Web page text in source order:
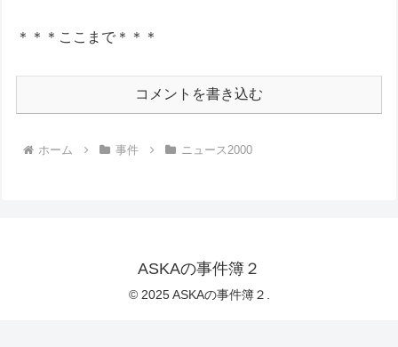
＊＊＊ここまで＊＊＊
コメントを書き込む
ホーム 事件 ニュース2000
ASKAの事件簿２
© 2025 ASKAの事件簿２.